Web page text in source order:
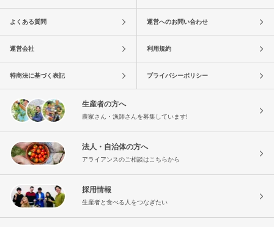
よくある質問 運営へのお問い合わせ
運営会社 利用規約
特商法に基づく表記 プライバシーポリシー
生産者の方へ
農家さん・漁師さんを募集しています!
法人・自治体の方へ
アライアンスのご相談はこちらから
採用情報
生産者と食べる人をつなぎたい